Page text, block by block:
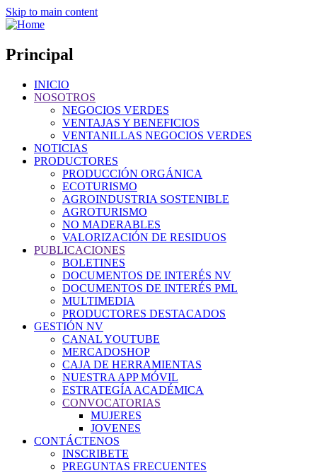
Skip to main content
Principal
INICIO
NOSOTROS
NEGOCIOS VERDES
VENTAJAS Y BENEFICIOS
VENTANILLAS NEGOCIOS VERDES
NOTICIAS
PRODUCTORES
PRODUCCIÓN ORGÁNICA
ECOTURISMO
AGROINDUSTRIA SOSTENIBLE
AGROTURISMO
NO MADERABLES
VALORIZACIÓN DE RESIDUOS
PUBLICACIONES
BOLETINES
DOCUMENTOS DE INTERÉS NV
DOCUMENTOS DE INTERÉS PML
MULTIMEDIA
PRODUCTORES DESTACADOS
GESTIÓN NV
CANAL YOUTUBE
MERCADOSHOP
CAJA DE HERRAMIENTAS
NUESTRA APP MÓVIL
ESTRATEGÍA ACADÉMICA
CONVOCATORIAS
MUJERES
JOVENES
CONTÁCTENOS
INSCRIBETE
PREGUNTAS FRECUENTES